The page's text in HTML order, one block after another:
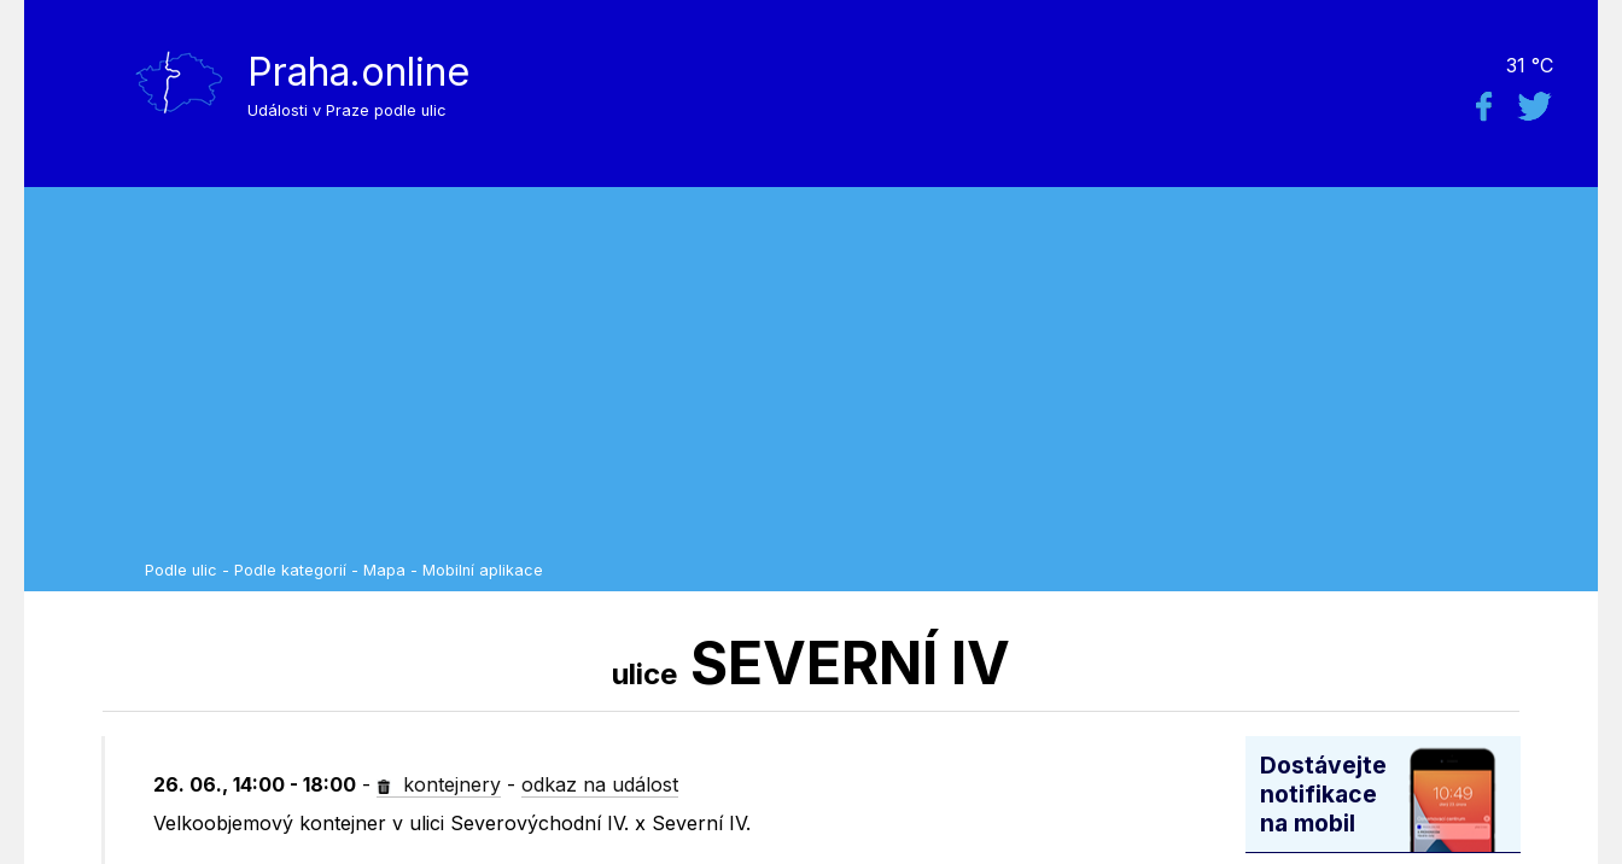
Praha.online
Události v Praze podle ulic
31 °C
Podle ulic - Podle kategorií - Mapa - Mobilní aplikace
ulice SEVERNÍ IV
26. 06., 14:00 - 18:00 - kontejnery -odkaz na událost
Velkoobjemový kontejner v ulici Severovýchodní IV. x Severní IV.
Dostávejte
notifikace
na mobil